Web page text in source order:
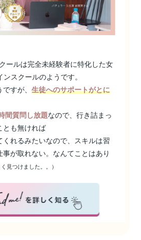
ールは完全未経験者に特化した女
スクールのようです。
すが、 生徒へのサポートがとに
間質問し放題なので、行き詰まっ
とも無ければ
くれるみたいなので、スキルは習
が取れない。なんてことはあり
く見つけました。。）